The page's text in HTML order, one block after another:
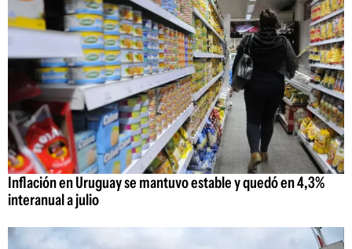
Inflación en Uruguay se mantuvo estable y quedó en 4,3%
interanual a julio